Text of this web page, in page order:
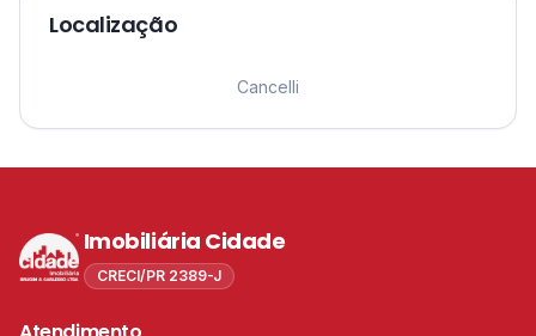
Localização
Cancelli
Imobiliária Cidade
CRECI/PR 2389-J